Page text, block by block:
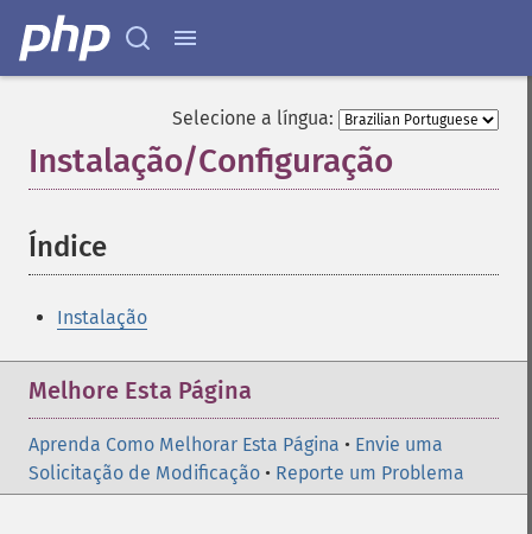
Selecione a língua:
Instalação/Configuração
Índice
Instalação
Melhore Esta Página
Aprenda Como Melhorar Esta Página • Envie uma
Solicitação de Modificação • Reporte um Problema